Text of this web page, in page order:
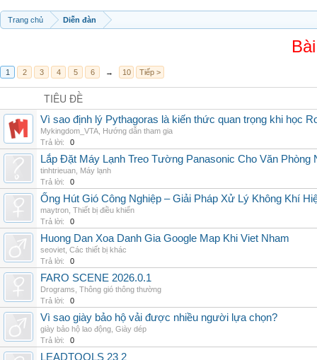
Trang chủ Diễn đàn
1 2 3 4 5 6 → 10 Tiếp >
TIÊU ĐỀ
Vì sao định lý Pythagoras là kiến thức quan trọng khi học
Mykingdom_VTA Hướng dẫn tham gia
Trả lời:
0
Lắp Đặt Máy Lạnh Treo Tường Panasonic Cho Văn Phòng
tinhtrieuan Máy lạnh
Trả lời:
0
Ống Hút Gió Công Nghiệp – Giải Pháp Xử Lý Không Khí
maytron Thiết bị điều khiển
Trả lời:
0
Huong Dan Xoa Danh Gia Google Map Khi Viet Nham
seoviet Các thiết bị khác
Trả lời:
0
FARO SCENE 2026.0.1
Drograms Thông gió thông thường
Trả lời:
0
Vì sao giày bảo hộ vải được nhiều người lựa chọn?
giày bảo hộ lao động Giày dép
Trả lời:
0
LEADTOOLS 23 2